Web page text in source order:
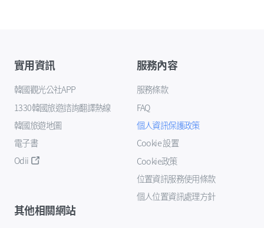
實用資訊
韓國觀光公社APP
1330韓國旅遊諮詢翻譯熱線
韓國旅遊地圖
電子書
Odii
服務內容
服務條款
FAQ
個人資訊保護政策
Cookie 設置
Cookie政策
位置資訊服務使用條款
個人位置資訊處理方針
其他相關網站